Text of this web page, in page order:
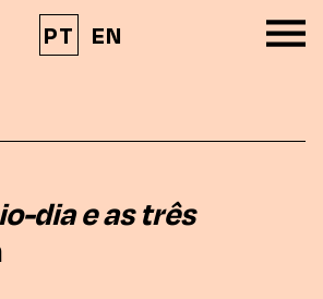
PT EN
dia e as três